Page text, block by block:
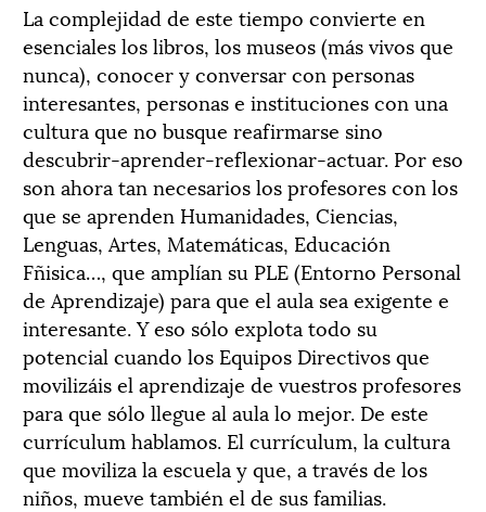
La complejidad de este tiempo convierte en
esenciales los libros, los museos (más vivos que
nunca), conocer y conversar con personas
interesantes, personas e instituciones con una
cultura que no busque reafirmarse sino
descubrir-aprender-reflexionar-actuar. Por eso
son ahora tan necesarios los profesores con los
que se aprenden Humanidades, Ciencias,
Lenguas, Artes, Matemáticas, Educación
Fñisica…, que amplían su PLE (Entorno Personal
de Aprendizaje) para que el aula sea exigente e
interesante. Y eso sólo explota todo su
potencial cuando los Equipos Directivos que
movilizáis el aprendizaje de vuestros profesores
para que sólo llegue al aula lo mejor. De este
currículum hablamos. El currículum, la cultura
que moviliza la escuela y que, a través de los
niños, mueve también el de sus familias.